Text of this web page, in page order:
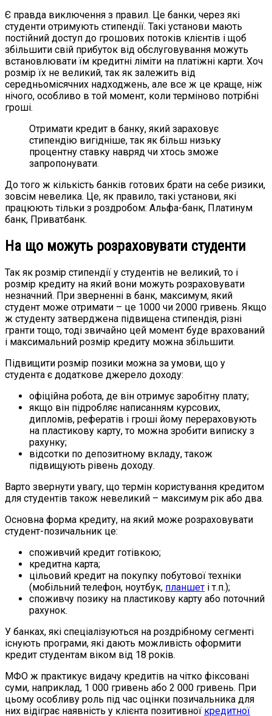
Є правда виключення з правил. Це банки, через які
студенти отримують стипендії. Такі установи мають
постійний доступ до грошових потоків клієнтів і щоб
збільшити свій прибуток від обслуговування можуть
встановлювати їм кредитні ліміти на платіжні карти. Хоч
розмір їх не великий, так як залежить від
середньомісячних надходжень, але все ж це краще, ніж
нічого, особливо в той момент, коли терміново потрібні
гроші.
Отримати кредит в банку, який зараховує
стипендію вигідніше, так як більш низьку
процентну ставку навряд чи хтось зможе
запропонувати.
До того ж кількість банків готових брати на себе ризики,
зовсім невелика. Це, як правило, такі установи, які
працюють тільки з роздробом: Альфа-банк, Платинум
банк, Приватбанк.
На що можуть розраховувати студенти
Так як розмір стипендії у студентів не великий, то і
розмір кредиту на який вони можуть розраховувати
незначний. При зверненні в банк, максимум, який
студент може отримати – це 1000 чи 2000 гривень. Якщо
ж студенту затверджена підвищена стипендія, різні
гранти тощо, тоді звичайно цей момент буде врахований
і максимальний розмір кредиту можна збільшити.
Підвищити розмір позики можна за умови, що у
студента є додаткове джерело доходу:
офіційна робота, де він отримує заробітну плату;
якщо він підробляє написанням курсових,
дипломів, рефератів і гроші йому перераховують
на пластикову карту, то можна зробити виписку з
рахунку;
відсотки по депозитному вкладу, також
підвищують рівень доходу.
Варто звернути увагу, що термін користування кредитом
для студентів також невеликий – максимум рік або два.
Основна форма кредиту, на який може розраховувати
студент-позичальник це:
споживчий кредит готівкою;
кредитна карта;
цільовий кредит на покупку побутової техніки
(мобільний телефон, ноутбук, планшет і т.п.);
споживчу позику на пластикову карту або поточний
рахунок.
У банках, які спеціалізуються на роздрібному сегменті
існують програми, які дають можливість оформити
кредит студентам віком від 18 років.
МФО ж практикує видачу кредитів на чітко фіксовані
суми, наприклад, 1 000 гривень або 2 000 гривень. При
цьому особливу роль під час оцінки позичальника для
них відіграє наявність у клієнта позитивної кредитної